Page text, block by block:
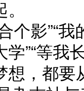
影”“我
学”“等
想，都